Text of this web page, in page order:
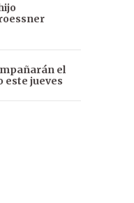
el
este jueves